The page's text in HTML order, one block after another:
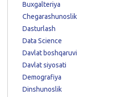
Buxgalteriya
Chegarashunoslik
Dasturlash
Data Science
Davlat boshqaruvi
Davlat siyosati
Demografiya
Dinshunoslik